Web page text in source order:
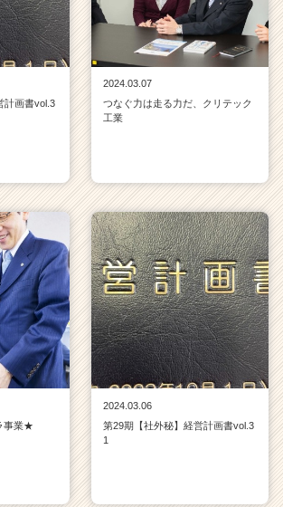
計画書vol.3
2024.03.07
つなぐ力は走る力だ、クリテック
工業
事業★
2024.03.06
第29期【社外秘】経営計画書vol.3
1